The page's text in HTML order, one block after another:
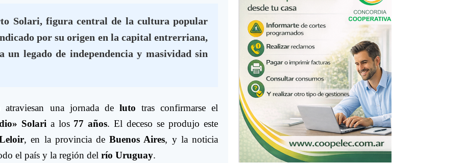
Solari, figura central de la cultura popular
por su origen en la capital entrerriana,
un legado de independencia y masividad sin
atraviesan una jornada de luto tras confirmarse el
Solari a los 77 años. El deceso se produjo este
, en la provincia deBuenos Aires, y la noticia
el país y la región del río Uruguay.